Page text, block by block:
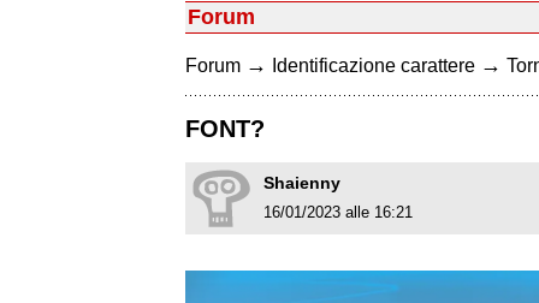
Forum
Forum → Identificazione carattere →
FONT?
Shaienny
16/01/2023 alle 16:21